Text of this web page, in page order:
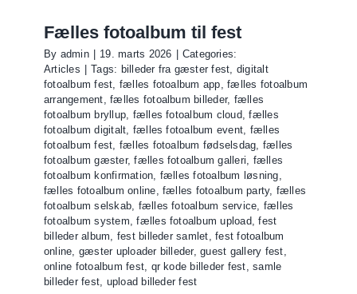
Fælles fotoalbum til fest
By admin 19. marts 2026
Categories:
Articles
Tags: billeder fra gæster fest, digitalt
fotoalbum fest, fælles fotoalbum app,fælles fotoalbum
arrangement,fælles fotoalbum billeder, fælles
fotoalbum bryllup, fælles fotoalbum cloud,fælles
fotoalbum digitalt, fælles fotoalbum event, fælles
fotoalbum fest, fælles fotoalbum fødselsdag, fælles
fotoalbum gæster,fælles fotoalbum galleri, fælles
fotoalbum konfirmation, fælles fotoalbum løsning,
fælles fotoalbum online, fælles fotoalbum party, fælles
fotoalbum selskab, fælles fotoalbum service, fælles
fotoalbum system,fælles fotoalbum upload,fest
billeder album, fest billeder samlet,fest fotoalbum
online, gæster uploader billeder,guest gallery fest,
online fotoalbum fest, qr kode billeder fest,samle
billeder fest, upload billeder fest